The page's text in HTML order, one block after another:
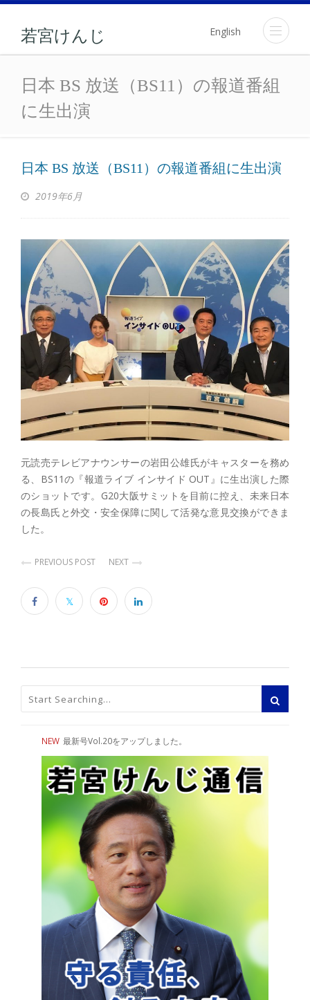
若宮けんじ English
日本 BS 放送（BS11）の
日本 BS 放送（BS11）の報道番組
に生出演
日本 BS 放送（BS11）の報道番組に生出演
2019年6月
元読売テレビアナウンサーの岩田公雄氏がキャスターを務め
る、BS11の『報道ライブ インサイド OUT』に生出演した際
のショットです。G20大阪サミットを目前に控え、未来日本
の長島氏と外交・安全保障に関して活発な意見交換ができま
した。
PREVIOUS POST NEXT
NEW 最新号Vol.20をアップしました。